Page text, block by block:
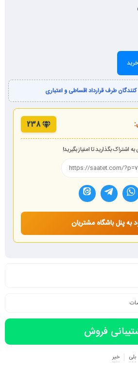
طرف قرارداد اقساطی و اعتباری
238
به اشتراک بگذارید تا امتیاز بگیرید!
به پنل باشگاه مشتریان
فروش
بلی خیر